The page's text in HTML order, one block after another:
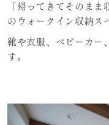
「帰ってきてそのま
のウォークイン収納ス
靴や衣服、ベビーカー
す。